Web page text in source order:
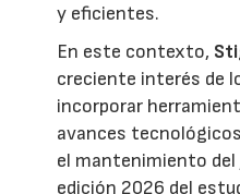
y eficientes.
En este contexto,
creciente interés de
incorporar
avances
el mantenimiento del
edición 2026 del